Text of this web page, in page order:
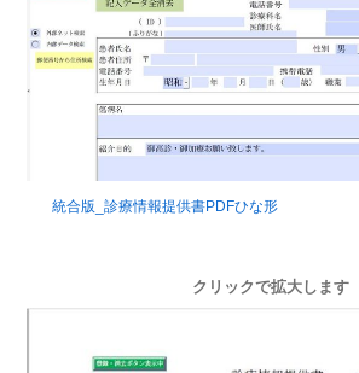
統合版_診療情報提供書PDFひな形
クリックで拡大します